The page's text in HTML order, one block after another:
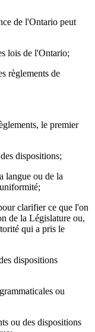
de l'Ontario peut
lois de l'Ontario;
règlements de
le premier
dispositions;
langue ou de la
clarifier ce que l'on
de la Législature ou,
qui a pris le
dispositions
ou
ou des dispositions